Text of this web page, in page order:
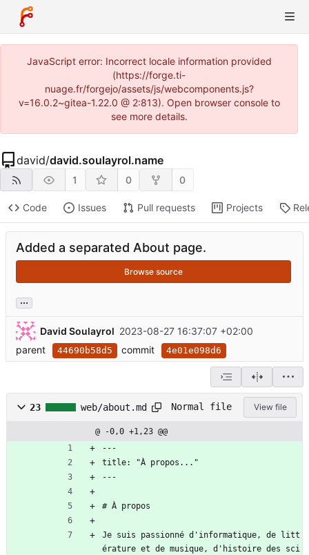
JavaScript error: Incorrect locale information provided
(https://forge.ti-
nuage.fr/forgejo/assets/js/webcomponents.js?
v=16.0.2~gitea-1.22.0 @ 2:813). Open browser console to
see more details.
david/david.soulayrol.name
1 0 0
Code Issues Pull requests Projects
Added a separated About page.
Browse source
...
David Soulayrol 2023-08-27 16:37:07 +02:00
parent
44690b58d5 commit 4e01e098d6
23 web/about.md Normal file View file
@ -0,0 +1,23 @@
---
title: "À propos..."
---
# À propos
Je suis passionné d'informatique, de litt
érature et de musique, d'histoire des sci